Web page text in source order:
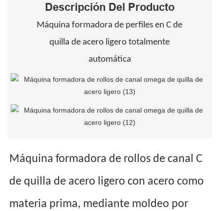
Descripción Del Producto
Máquina formadora de perfiles en C de
quilla de acero ligero totalmente
automática
Máquina formadora de rollos de canal C
de quilla de acero ligero con acero como
materia prima, mediante moldeo por